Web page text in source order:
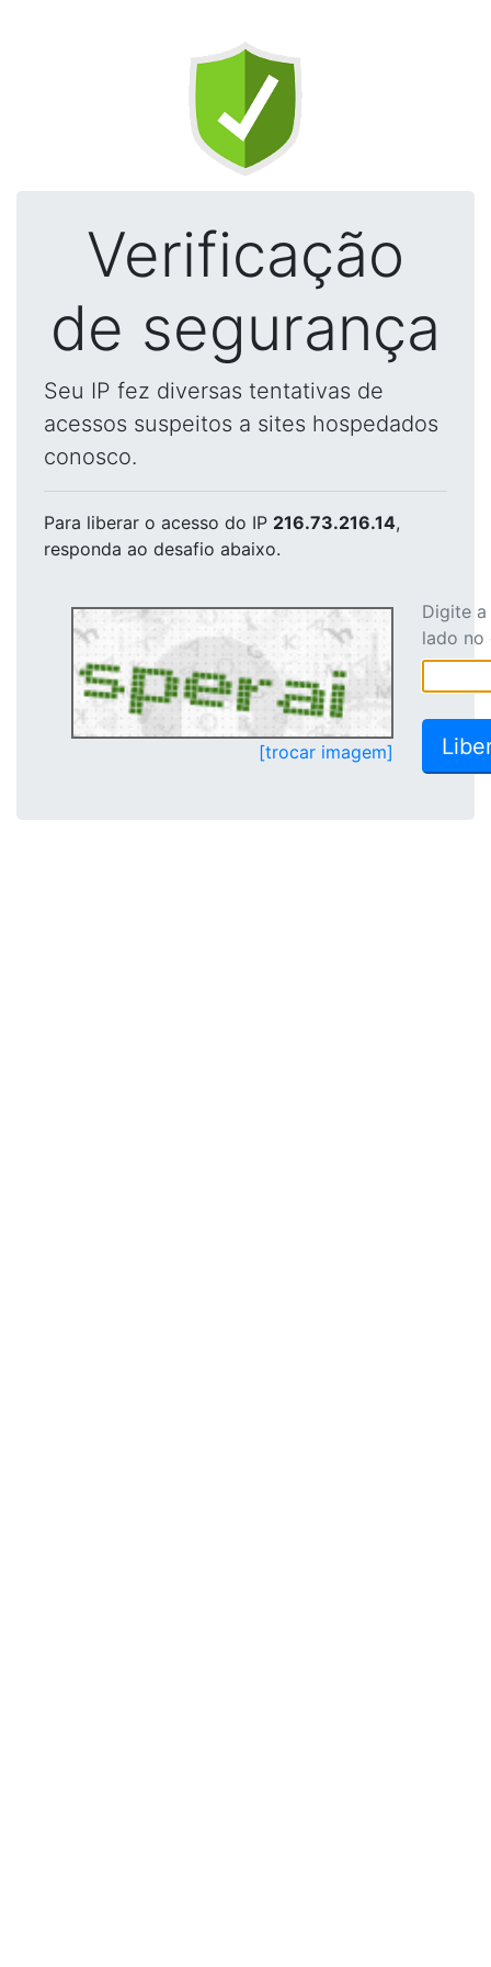
Verificação
de segurança
Seu IP fez diversas tentativas de
acessos suspeitos a sites hospedados
conosco.
Para liberar o acesso do IP 216.73.216.14,
responda ao desafio abaixo.
[trocar imagem]
Digite
lado no